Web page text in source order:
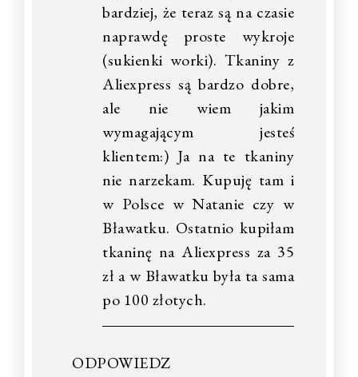
bardziej, że teraz są na czasie
naprawdę proste wykroje
(sukienki worki). Tkaniny z
Aliexpress są bardzo dobre,
ale nie wiem jakim
wymagającym jesteś
klientem:) Ja na te tkaniny
nie narzekam. Kupuję tam i
w Polsce w Natanie czy w
Bławatku. Ostatnio kupiłam
tkaninę na Aliexpress za 35
zł a w Bławatku była ta sama
po 100 złotych.
ODPOWIEDZ